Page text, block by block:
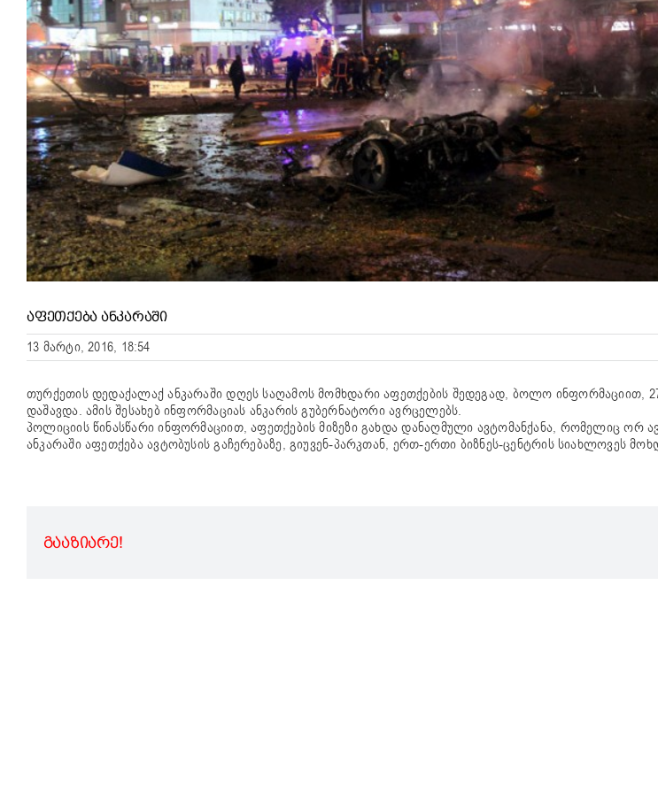
ᲐᲤᲔᲗᲥᲔᲑᲐ ᲐᲜᲙᲐᲠᲐᲨᲘ
13 მარტი, 2016, 18:54
თურქეთის დედაქალაქ ანკარაში დღეს საღამოს მომხდარი აფეთქების შედეგად, ბოლო ინფორმაციით,
დაშავდა. ამის შესახებ ინფორმაციას ანკარის გუბერნატორი ავრცელებს.
პოლიციის წინასწარი ინფორმაციით, აფეთქების მიზეზი გახდა დანაღმული ავტომანქანა, რომელიც ორ
ანკარაში აფეთქება ავტობუსის გაჩერებაზე, გიუვენ-პარკთან, ერთ-ერთი ბიზნეს-ცენტრის სიახლოვეს
ᲒᲐᲐᲖᲘᲐᲠᲔ!